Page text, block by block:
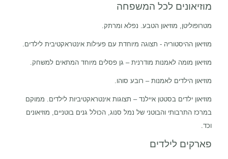
מוזיאונים לכל המשפחה
מטרופוליטן, מוזיאון הטבע. נפלא ומרתק.
מוזיאון ההיסטוריה - תצוגה מיוחדת עם פעילות אינטראקטיבית לילדים.
מוזיאון מומה לאמנות מודרנית – גן פסלים מיוחד המתאים למשחק.
מוזיאון הילדים לאמנות – רובע סוהו.
מוזיאון ילדים בסטטן איילנד – תצוגות אינטראקטיביות לילדים. ממוקם
במרכז התרבותי והבוטני של נמל סנוג, הכולל גנים בוטניים, מוזיאונים
וכד.
פארקים לילדים